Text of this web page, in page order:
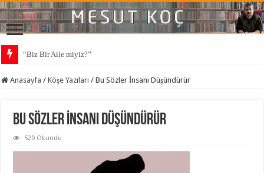
“Biz Bir Aile miyiz?”
Anasayfa / Köşe Yazıları / Bu Sözler İnsanı Düşündürür
Bu Sözler İnsanı Düşündürür
520 Okundu